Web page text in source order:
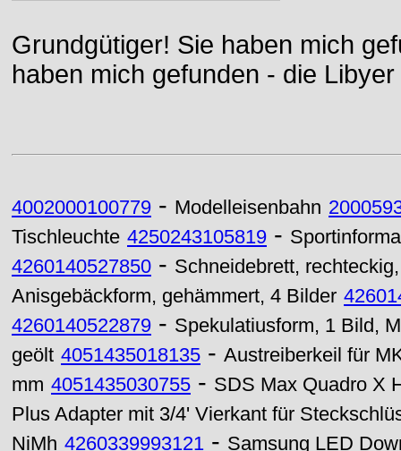
Grundgütiger! Sie haben mich
haben mich gefunden - die
4002000100779 - Modelleisenbahn
Tischleuchte 4250243105819 -
4260140527850 - Schneidebrett,
Anisgebäckform, gehämmert, 4 Bilder
4260140522879 - Spekulatiusform, 1 Bild,
geölt 4051435018135 - Austreiberkeil für
mm 4051435030755 - SDS Max Quadro X
Plus Adapter mit 3/4' Vierkant für
NiMh 4260339993121 - Samsung LED